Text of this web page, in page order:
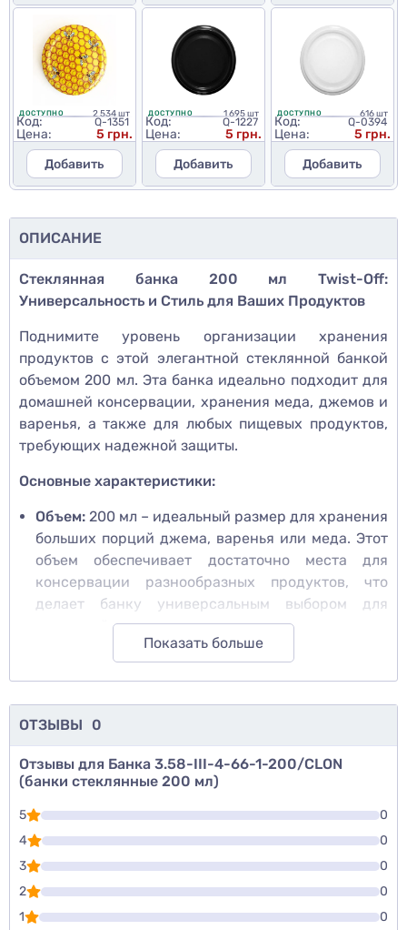
ДОСТУПНО 2 534 шт
Код: Q-1351
Цена:
5 грн.
Добавить
ДОСТУПНО 1 695 шт
Код: Q-1227
Цена:
5 грн.
Добавить
ДОСТУПНО 616 шт
Код: Q-0394
Цена:
5 грн.
Добавить
ОПИСАНИЕ
Стеклянная банка 200 мл Twist-Off:
Универсальность и Стиль для Ваших Продуктов
Поднимите уровень организации хранения
продуктов с этой элегантной стеклянной банкой
объемом 200 мл. Эта банка идеально подходит для
домашней консервации, хранения меда, джемов и
варенья, а также для любых пищевых продуктов,
требующих надежной защиты.
Основные характеристики:
Объем: 200 мл – идеальный размер для хранения
больших порций джема, варенья или меда. Этот
объем обеспечивает достаточно места для
консервации разнообразных продуктов, что
делает банку универсальным выбором для
домашней кухни.
Тип горловины:Twist-off – обеспечивает
банку, а также обеспечивает длительное
хранение без риска порчи содержимого.
Материал:Стекло – обеспечивает высокий
продуктов. Стеклянная конструкция не влияет
на вкус и аромат, что делает банку идеальной
для хранения меда, джемов и других пищевых
продуктов.
Размеры:
Показать больше
ОТЗЫВЫ 0
Отзывы для Банка 3.58-III-4-66-1-200/CLON
(банки стеклянные 200 мл)
5
0
4
0
3
0
2
0
1
0